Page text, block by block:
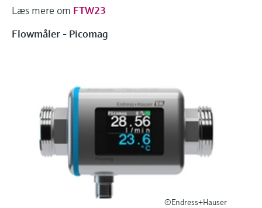
Læs mere om FTW23
Flowmåler - Picomag
©Endress+Hauser